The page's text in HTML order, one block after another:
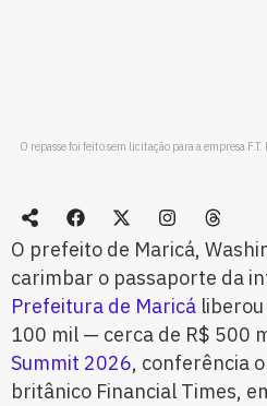
O repasse foi feito sem licitação para a empresa
O prefeito de Maricá,
carimbar o passaporte da
Prefeitura de Maricá
100 mil — cerca de R$ 500
Summit 2026, conferência
britânico Financial Times,